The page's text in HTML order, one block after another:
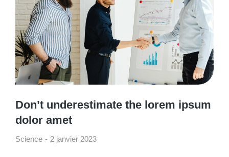
Don’t underestimate the lorem ipsum
dolor amet
Science 2 janvier 2023